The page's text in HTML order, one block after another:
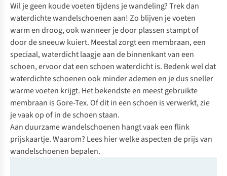
Wil je geen koude voeten tijdens je wandeling? Trek dan
waterdichte wandelschoenen aan! Zo blijven je voeten
warm en droog, ook wanneer je door plassen stampt of
door de sneeuw kuiert. Meestal zorgt een membraan, een
speciaal, waterdicht laagje aan de binnenkant van een
schoen, ervoor dat een schoen waterdicht is. Bedenk wel dat
waterdichte schoenen ook minder ademen en je dus sneller
warme voeten krijgt. Het bekendste en meest gebruikte
membraan isGore-Tex. Of dit in een schoen is verwerkt, zie
je vaak op of in de schoen staan.
Aan duurzame wandelschoenen hangt vaak een flink
prijskaartje. Waarom? Lees hier welke aspecten de prijs van
wandelschoenen bepalen.